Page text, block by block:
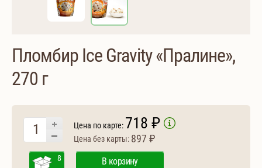
Пломбир Ice Gravity «Пралине»,
270 г
Цена по карте: 718 ₽
Цена без карты: 897 ₽
8 В корзину